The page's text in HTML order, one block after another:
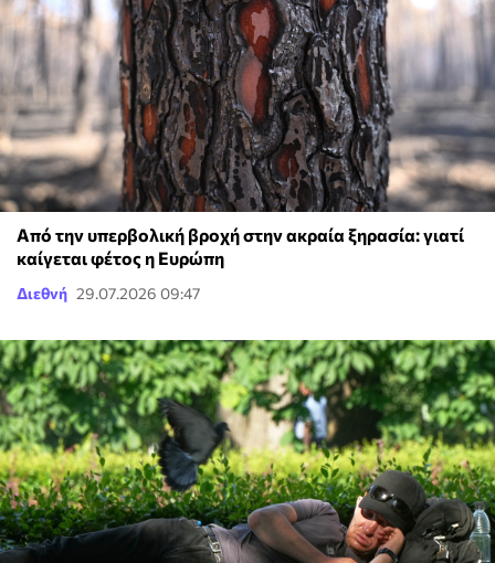
Από την υπερβολική βροχή στην ακραία ξηρασία: γιατί
καίγεται φέτος η Ευρώπη
Διεθνή 29.07.2026 09:47